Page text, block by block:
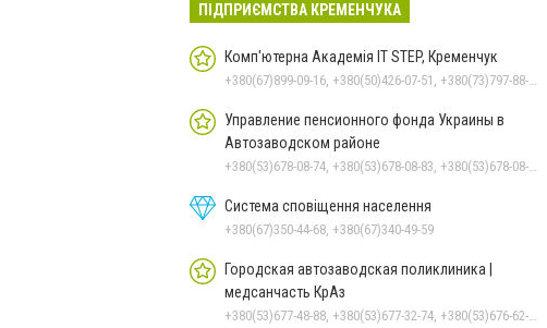
ПІДПРИЄМСТВА КРЕМЕНЧУКА
Комп'ютерна Академія IT STEP, Кременчук
+380(67)899-09-16, +380(50)426-07-51, +380(73)797-88-17
Управление пенсионного фонда Украины в
Автозаводском районе
+380(53)678-08-74, +380(53)678-08-83, +380(53)678-08-41, +380(53)678-08-86, +380(53)678-09-05
Система сповіщення населення
+380(67)350-44-68, +380(67)340-49-59
Городская автозаводская поликлиника |
медсанчасть КрАз
+380(53)677-48-88, +380(53)677-32-74, +380(53)676-62-99, +380536766187